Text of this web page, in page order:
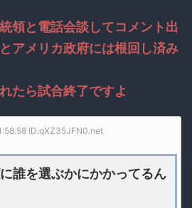
領と電話会談してコメント出
アメリカ政府には根回し済み
たら試合終了ですよ
ID:qXZ35JFN0.net
誰を選ぶかにかかってるん